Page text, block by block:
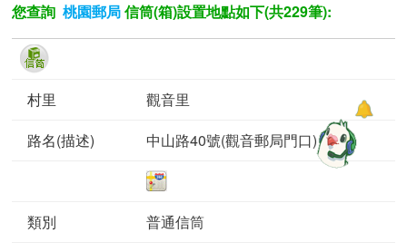
您查詢桃園郵局 信筒(箱)設置地點如下(共229筆):
觀音里
中山路40號(觀音郵局門口)
普通信筒